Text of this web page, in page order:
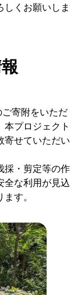
くお願いしま
寄附をいただ
プロジェクト
寄せていただい
採・剪定等の作
全な利用が見込
す。